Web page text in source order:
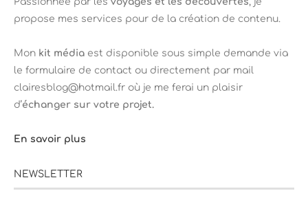
propose mes services pour de la création de contenu.
Mon kit média est disponible sous simple demande via
le formulaire de contact ou directement par mail
clairesblog@hotmail.fr où je me ferai un plaisir
d’échanger sur votre projet.
En savoir plus
NEWSLETTER